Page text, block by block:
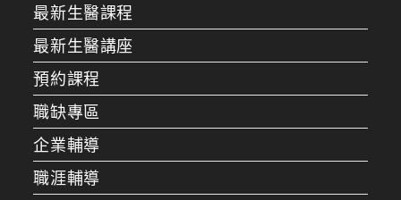
最新生醫課程
最新生醫講座
預約課程
職缺專區
企業輔導
職涯輔導